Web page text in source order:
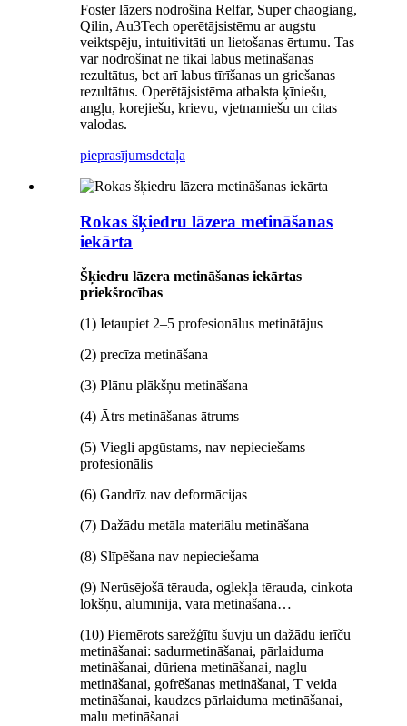
Foster lāzers nodrošina Relfar, Super chaogiang,
Qilin, Au3Tech operētājsistēmu ar augstu
veiktspēju, intuitivitāti un lietošanas ērtumu. Tas
var nodrošināt ne tikai labus metināšanas
rezultātus, bet arī labus tīrīšanas un griešanas
rezultātus. Operētājsistēma atbalsta ķīniešu,
angļu, korejiešu, krievu, vjetnamiešu un citas
valodas.
pieprasījumsdetaļa
Rokas šķiedru lāzera metināšanas
iekārta
Šķiedru lāzera metināšanas iekārtas
priekšrocības
(1) Ietaupiet 2–5 profesionālus metinātājus
(2) precīza metināšana
(3) Plānu plākšņu metināšana
(4) Ātrs metināšanas ātrums
(5) Viegli apgūstams, nav nepieciešams
profesionālis
(6) Gandrīz nav deformācijas
(7) Dažādu metāla materiālu metināšana
(8) Slīpēšana nav nepieciešama
(9) Nerūsējošā tērauda, ​​oglekļa tērauda, ​​cinkota
lokšņu, alumīnija, vara metināšana…
(10) Piemērots sarežģītu šuvju un dažādu ierīču
metināšanai: sadurmetināšanai, pārlaiduma
metināšanai, dūriena metināšanai, naglu
metināšanai, gofrēšanas metināšanai, T veida
metināšanai, kaudzes pārlaiduma metināšanai,
malu metināšanai